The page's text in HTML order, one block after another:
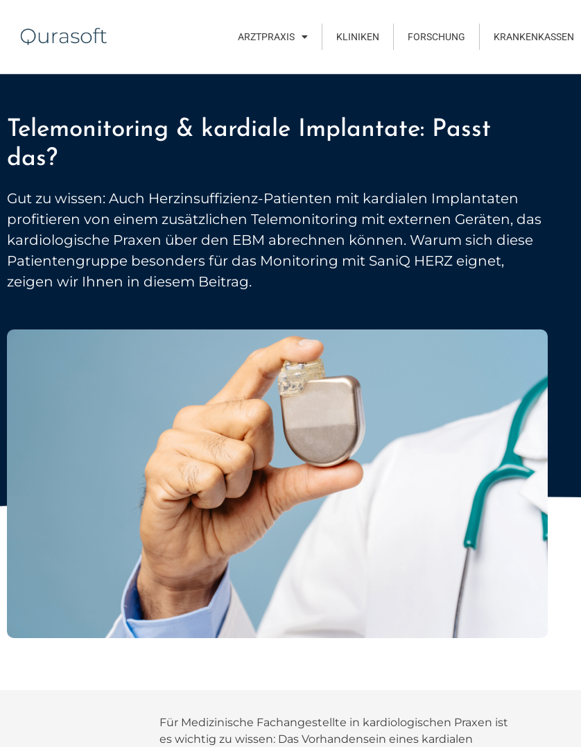
ARZTPRAXIS KLINIKEN FORSCHUNG KRANKENKASSEN
Telemonitoring & kardiale Implantate: Passt
das?
Gut zu wissen: Auch Herzinsuffizienz-Patienten mit kardialen Implantaten
profitieren von einem zusätzlichen Telemonitoring mit externen Geräten, das
kardiologische Praxen über den EBM abrechnen können. Warum sich diese
Patientengruppe besonders für das Monitoring mit SaniQ HERZ eignet,
zeigen wir Ihnen in diesem Beitrag.
Für Medizinische Fachangestellte in kardiologischen Praxen ist
es wichtig zu wissen: Das Vorhandensein eines kardialen